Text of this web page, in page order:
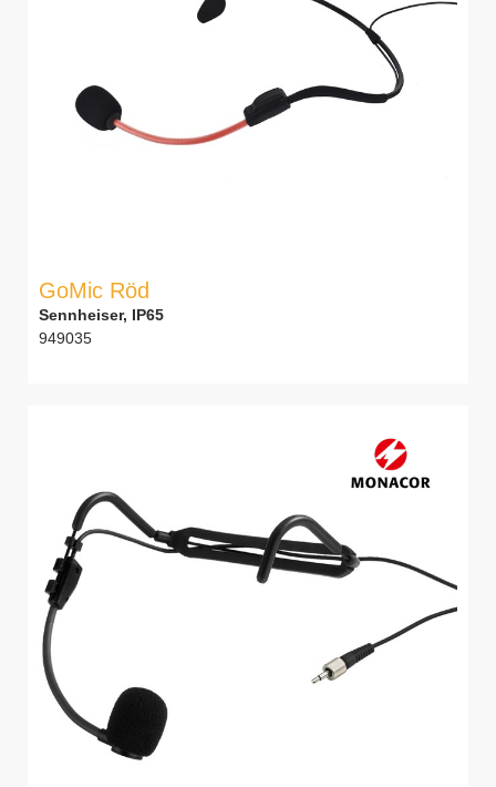
GoMic Röd
Sennheiser, IP65
949035